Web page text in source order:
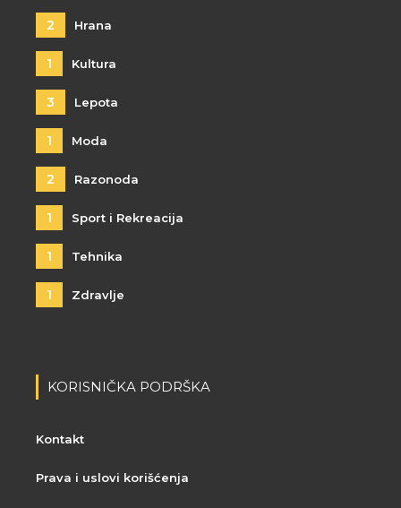
2 Hrana
1 Kultura
3 Lepota
1 Moda
2 Razonoda
1 Sport i Rekreacija
1 Tehnika
1 Zdravlje
KORISNIČKA PODRŠKA
Kontakt
Prava i uslovi korišćenja